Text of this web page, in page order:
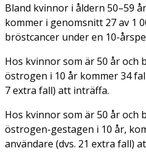
Bland kvinnor i åldern 50–59
kommer i genomsnitt 27 av 1
bröstcancer under en 10-
Hos kvinnor som är 50 år och
östrogen i 10 år kommer 34
7 extra fall) att inträffa.
Hos kvinnor som är 50 år och
östrogen-gestagen i 10 år,
användare (dvs. 21 extra fall)